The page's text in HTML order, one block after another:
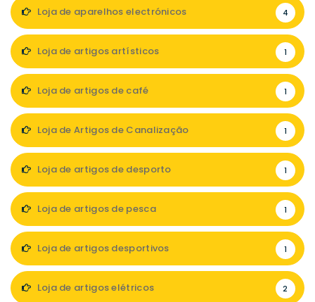
Loja de aparelhos electrónicos 4
Loja de artigos artísticos 1
Loja de artigos de café 1
Loja de Artigos de Canalização 1
Loja de artigos de desporto 1
Loja de artigos de pesca 1
Loja de artigos desportivos 1
Loja de artigos elétricos 2